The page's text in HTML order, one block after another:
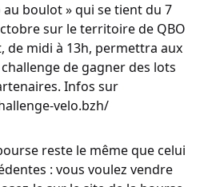
au boulot » qui se tient du 7
sur le territoire de QBO
de midi à 13h, permettra aux
de gagner des lots
Infos sur
velo.bzh/
reste le même que celui
: vous voulez vendre